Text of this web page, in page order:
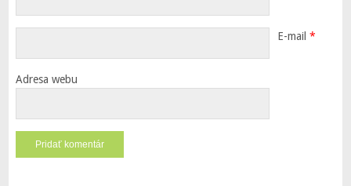
E-mail *
Adresa webu